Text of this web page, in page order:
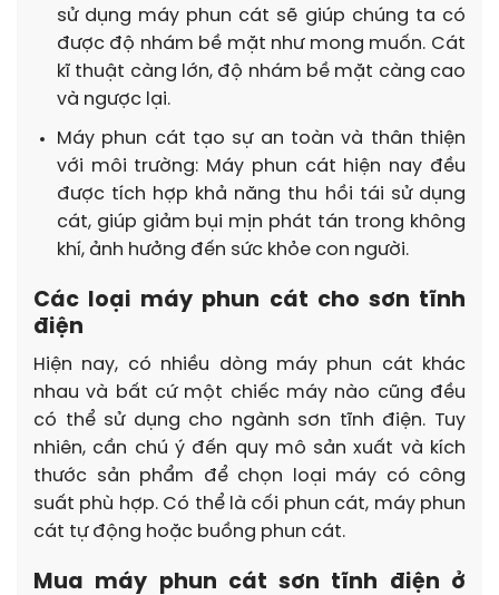
sử dụng máy phun cát sẽ giúp chúng ta có
được độ nhám bề mặt như mong muốn. Cát
kĩ thuật càng lớn, độ nhám bề mặt càng cao
và ngược lại.
Máy phun cát tạo sự an toàn và thân thiện
với môi trường: Máy phun cát hiện nay đều
được tích hợp khả năng thu hồi tái sử dụng
cát, giúp giảm bụi mịn phát tán trong không
khí, ảnh hưởng đến sức khỏe con người.
Các loại máy phun cát cho sơn tĩnh
điện
Hiện nay, có nhiều dòng máy phun cát khác
nhau và bất cứ một chiếc máy nào cũng đều
có thể sử dụng cho ngành sơn tĩnh điện. Tuy
nhiên, cần chú ý đến quy mô sản xuất và kích
thước sản phẩm để chọn loại máy có công
suất phù hợp. Có thể là cối phun cát, máy phun
cát tự động hoặc buồng phun cát.
Mua máy phun cát sơn tĩnh điện ở